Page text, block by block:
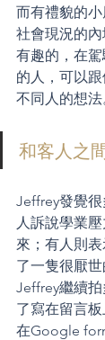
而有禮貌的
社會現況的
有趣的，在
的人，可以
不同人的想法
和客人之
Jeffrey發覺
人訴說學業
來；有人則
了一隻很厭
Jeffrey繼續
了寫在留言
在Google